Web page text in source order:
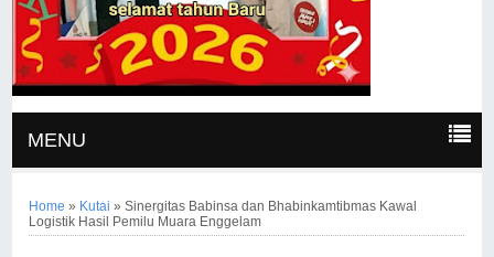
MENU
Home » Kutai »Sinergitas Babinsa dan Bhabinkamtibmas Kawal
Logistik Hasil Pemilu Muara Enggelam